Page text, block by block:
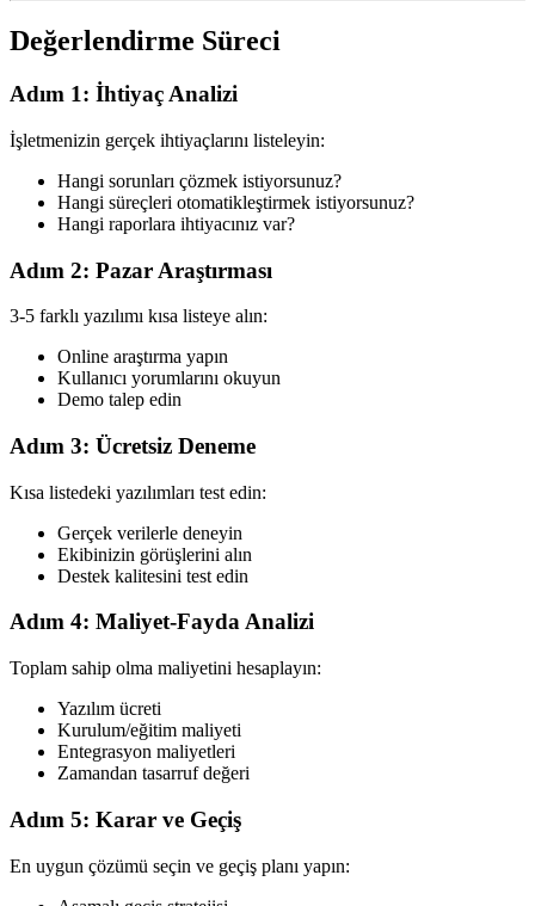
Değerlendirme Süreci
Adım 1: İhtiyaç Analizi
İşletmenizin gerçek ihtiyaçlarını listeleyin:
Hangi sorunları çözmek istiyorsunuz?
Hangi süreçleri otomatikleştirmek istiyorsunuz?
Hangi raporlara ihtiyacınız var?
Adım 2: Pazar Araştırması
3-5 farklı yazılımı kısa listeye alın:
Online araştırma yapın
Kullanıcı yorumlarını okuyun
Demo talep edin
Adım 3: Ücretsiz Deneme
Kısa listedeki yazılımları test edin:
Gerçek verilerle deneyin
Ekibinizin görüşlerini alın
Destek kalitesini test edin
Adım 4: Maliyet-Fayda Analizi
Toplam sahip olma maliyetini hesaplayın:
Yazılım ücreti
Kurulum/eğitim maliyeti
Entegrasyon maliyetleri
Zamandan tasarruf değeri
Adım 5: Karar ve Geçiş
En uygun çözümü seçin ve geçiş planı yapın: